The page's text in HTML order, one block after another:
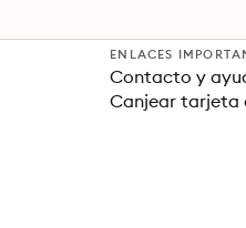
ENLACES
Contacto y
Canjear tarjeta